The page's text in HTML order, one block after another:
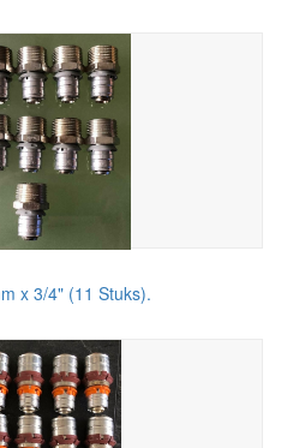
x 3/4" (11 Stuks).